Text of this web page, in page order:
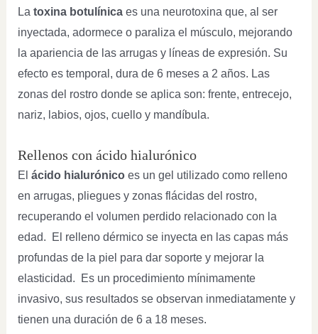
La toxina botulínicaes una neurotoxina que, al ser
inyectada, adormece o paraliza el músculo, mejorando
la apariencia de las arrugas y líneas de expresión. Su
efecto es temporal, dura de 6 meses a 2 años. Las
zonas del rostro donde se aplica son: frente, entrecejo,
nariz, labios, ojos, cuello y mandíbula.
Rellenos con ácido hialurónico
El ácido hialurónico es un gel utilizado como relleno
en arrugas, pliegues y zonas flácidas del rostro,
recuperando el volumen perdido relacionado con la
edad. El relleno dérmico se inyecta en las capas más
profundas de la piel para dar soporte y mejorar la
elasticidad. Es un procedimiento mínimamente
invasivo, sus resultados se observan inmediatamente y
tienen una duración de 6 a 18 meses.